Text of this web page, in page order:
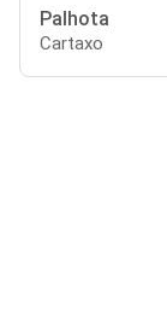
Palhota
Cartaxo